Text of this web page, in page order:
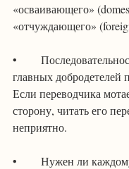
«осваивающего»
«отчуждающего»
•	Последовательность — одна из
главных добродетелей
Если переводчика
сторону, читать его
неприятно.
•	Нужен ли каждому поколению